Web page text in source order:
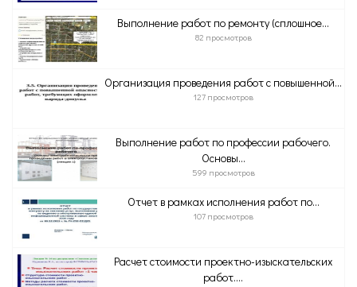
Выполнение работ по ремонту (сплошное...
82 просмотров
Организация проведения работ с повышенной...
127 просмотров
Выполнение работ по профессии рабочего.
Основы...
599 просмотров
Отчет в рамках исполнения работ по...
107 просмотров
Расчет стоимости проектно-изыскательских
работ....